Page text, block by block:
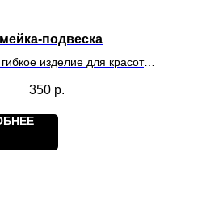
подвеска
изделие для красоты
антистресс.
350 р.